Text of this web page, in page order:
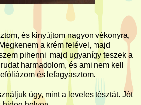
és kinyújtom nagyon vékonyra,
a krém felével, majd
pihenni, majd ugyanígy teszek a
harmadolom, és ami nem kell
és lefagyasztom.
úgy, mint a leveles tésztát. Jót